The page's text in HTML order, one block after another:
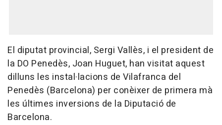
El diputat provincial, Sergi Vallès, i el president de
la DO Penedès, Joan Huguet, han visitat aquest
dilluns les instal·lacions de Vilafranca del
Penedès (Barcelona) per conèixer de primera mà
les últimes inversions de la Diputació de
Barcelona.